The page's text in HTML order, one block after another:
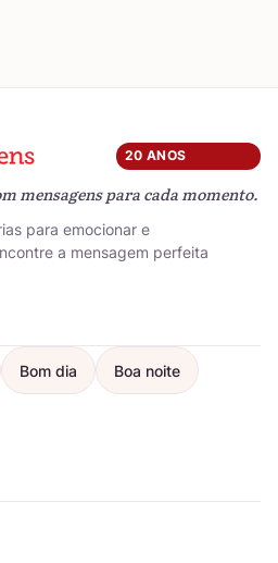
20 ANOS
mensagens para cada momento.
para emocionar e
a mensagem perfeita
Bom dia Boa noite